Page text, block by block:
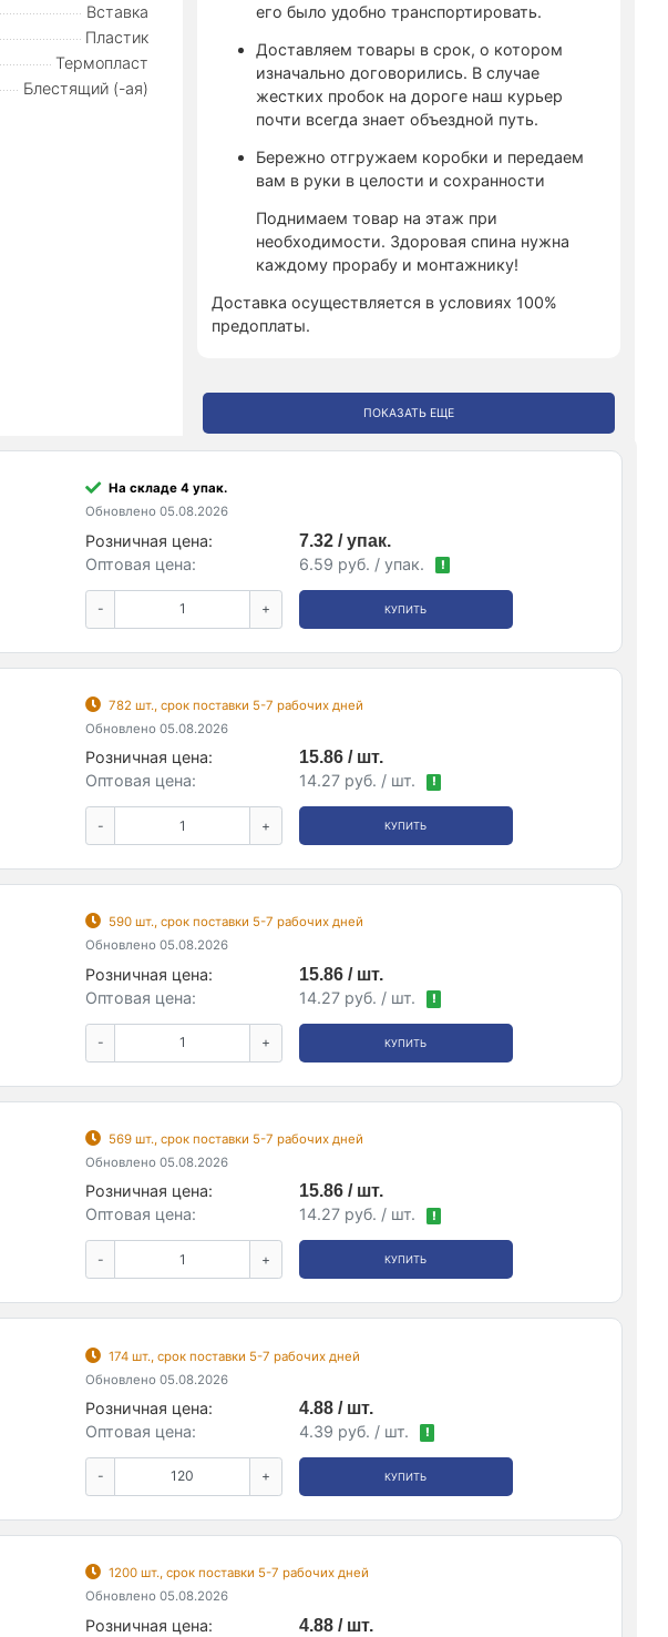
его было удобно транспортировать.
Доставляем товары в срок, о котором
изначально договорились. В случае
жестких пробок на дороге наш курьер
почти всегда знает объездной путь.
Бережно отгружаем коробки и передаем
вам в руки в целости и сохранности
Поднимаем товар на этаж при
необходимости. Здоровая спина нужна
каждому прорабу и монтажнику!
Доставка осуществляется в условиях 100%
предоплаты.
ПОКАЗАТЬ ЕЩЕ
Вставка
Пластик
Термопласт
Блестящий (-ая)
На складе 4 упак.
Обновлено 05.08.2026
Розничная цена:
7.32 / упак.
Оптовая цена:
6.59 руб. / упак. !
- + КУПИТЬ
782 шт., срок поставки 5-7 рабочих дней
Обновлено 05.08.2026
Розничная цена:
15.86 / шт.
Оптовая цена:
14.27 руб. / шт. !
- + КУПИТЬ
590 шт., срок поставки 5-7 рабочих дней
Обновлено 05.08.2026
Розничная цена:
15.86 / шт.
Оптовая цена:
14.27 руб. / шт. !
- + КУПИТЬ
569 шт., срок поставки 5-7 рабочих дней
Обновлено 05.08.2026
Розничная цена:
15.86 / шт.
Оптовая цена:
14.27 руб. / шт. !
- + КУПИТЬ
174 шт., срок поставки 5-7 рабочих дней
Обновлено 05.08.2026
Розничная цена:
4.88 / шт.
Оптовая цена:
4.39 руб. / шт. !
- + КУПИТЬ
1200 шт., срок поставки 5-7 рабочих дней
Обновлено 05.08.2026
Розничная цена:
4.88 / шт.